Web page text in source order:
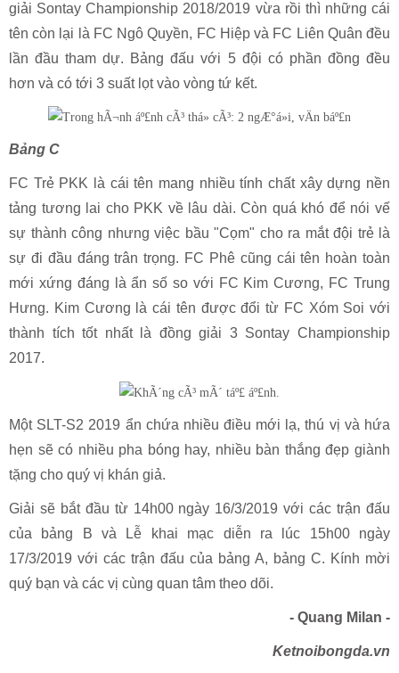
giải Sontay Championship 2018/2019 vừa rồi thì những cái
tên còn lại là FC Ngô Quyền, FC Hiệp và FC Liên Quân đều
lần đầu tham dự. Bảng đấu với 5 đội có phần đồng đều
hơn và có tới 3 suất lọt vào vòng tứ kết.
Bảng C
FC Trẻ PKK là cái tên mang nhiều tính chất xây dựng nền
tảng tương lai cho PKK về lâu dài. Còn quá khó để nói vế
sự thành công nhưng việc bầu "Cọm" cho ra mắt đội trẻ là
sự đi đầu đáng trân trọng. FC Phê cũng cái tên hoàn toàn
mới xứng đáng là ẩn số so với FC Kim Cương, FC Trung
Hưng. Kim Cương là cái tên được đổi từ FC Xóm Soi với
thành tích tốt nhất là đồng giải 3 Sontay Championship
2017.
Một SLT-S2 2019 ẩn chứa nhiều điều mới lạ, thú vị và hứa
hẹn sẽ có nhiều pha bóng hay, nhiều bàn thắng đẹp giành
tặng cho quý vị khán giả.
Giải sẽ bắt đầu từ 14h00 ngày 16/3/2019 với các trận đấu
của bảng B và Lễ khai mạc diễn ra lúc 15h00 ngày
17/3/2019 với các trận đấu của bảng A, bảng C. Kính mời
quý bạn và các vị cùng quan tâm theo dõi.
- Quang Milan -
Ketnoibongda.vn